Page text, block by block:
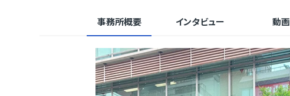
事務所概要 インタビュー 動画